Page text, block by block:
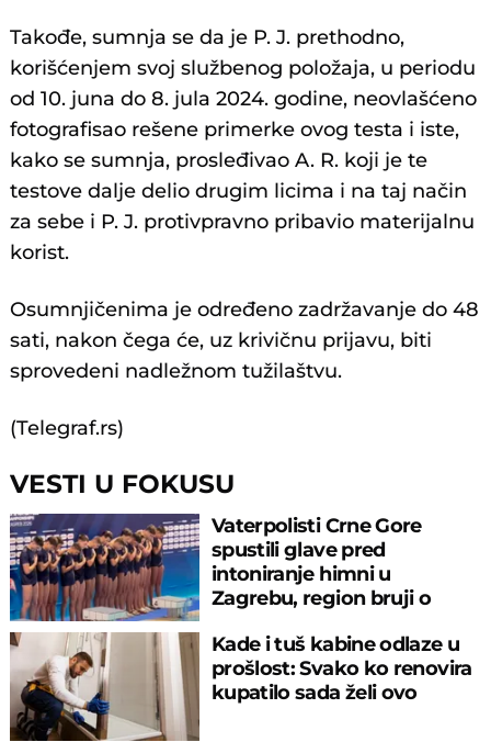
Takođe, sumnja se da je P. J. prethodno,
korišćenjem svoj službenog položaja, u periodu
od 10. juna do 8. jula 2024. godine, neovlašćeno
fotografisao rešene primerke ovog testa i iste,
kako se sumnja, prosleđivao A. R. koji je te
testove dalje delio drugim licima i na taj način
za sebe i P. J. protivpravno pribavio materijalnu
korist.
Osumnjičenima je određeno zadržavanje do 48
sati, nakon čega će, uz krivičnu prijavu, biti
sprovedeni nadležnom tužilaštvu.
(Telegraf.rs)
VESTI U FOKUSU
Vaterpolisti Crne Gore
spustili glave pred
intoniranje himni u
Zagrebu, region bruji o
Kade i tuš kabine odlaze u
prošlost: Svako ko renovira
kupatilo sada želi ovo